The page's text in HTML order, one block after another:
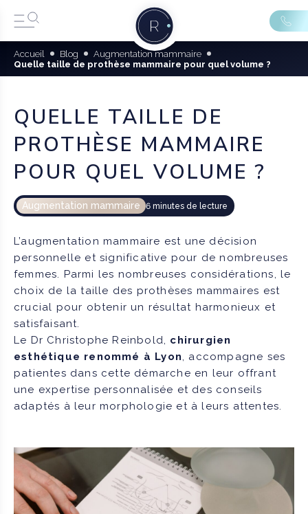
Accueil Blog
Augmentation mammaire
Quelle taille de prothèse mammaire pour quel volume ?
QUELLE TAILLE DE
PROTHÈSE MAMMAIRE
POUR QUEL VOLUME ?
Augmentation mammaire 6 minutes de lecture
L’augmentation mammaire est une décision
personnelle et significative pour de nombreuses
femmes. Parmi les nombreuses considérations, le
choix de la taille des prothèses mammaires est
crucial pour obtenir un résultat harmonieux et
satisfaisant.
Le Dr Christophe Reinbold, chirurgien
esthétique renommé à Lyon, accompagne ses
patientes dans cette démarche en leur offrant
une expertise personnalisée et des conseils
adaptés à leur morphologie et à leurs attentes.